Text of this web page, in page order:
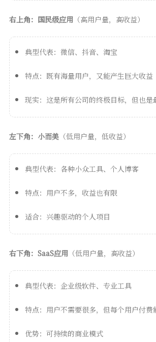
右上角：国民级应用（高用户量，高收益）
典型代表：微信、抖音、淘宝
特点：既有海量用户，又能产生巨大收益
现实：这是所有公司的终极目标，但也是
左下角：小而美（低用户量，低收益）
典型代表：各种小众工具、个人博客
特点：用户不多，收益也有限
适合：兴趣驱动的个人项目
右下角：SaaS应用（低用户量，高收益）
典型代表：企业级软件、专业工具
特点：用户不需要很多，但每个用户付费
优势：可持续的商业模式